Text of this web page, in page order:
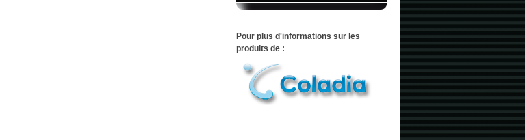
Pour plus d'informations sur les
produits de :